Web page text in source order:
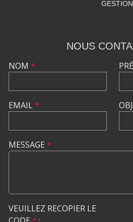
NOUS
NOM *
EMAIL*
MESSAGE *
VEUILLEZ RECOPIER LE